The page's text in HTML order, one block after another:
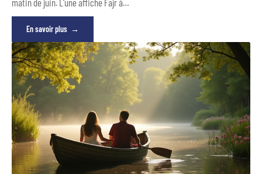
matin de juin. L'une affiche Fajr à…
En savoir plus